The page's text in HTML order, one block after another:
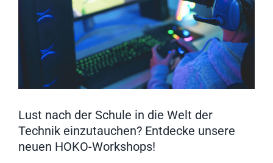
Lust nach der Schule in die Welt der
Technik einzutauchen? Entdecke unsere
neuen HOKO-Workshops!